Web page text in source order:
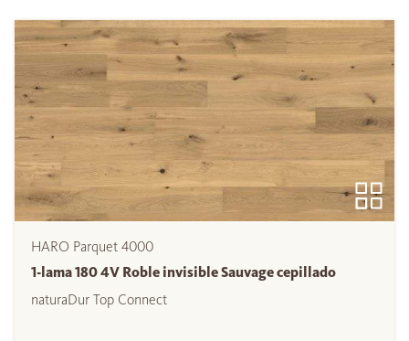
HARO Parquet 4000
1-lama 180 4V Roble invisible Sauvage cepillado
naturaDur Top Connect